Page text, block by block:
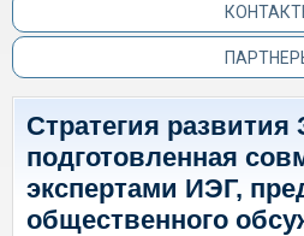
Стратегия развития
подготовленная
экспертами ИЭГ,
общественного